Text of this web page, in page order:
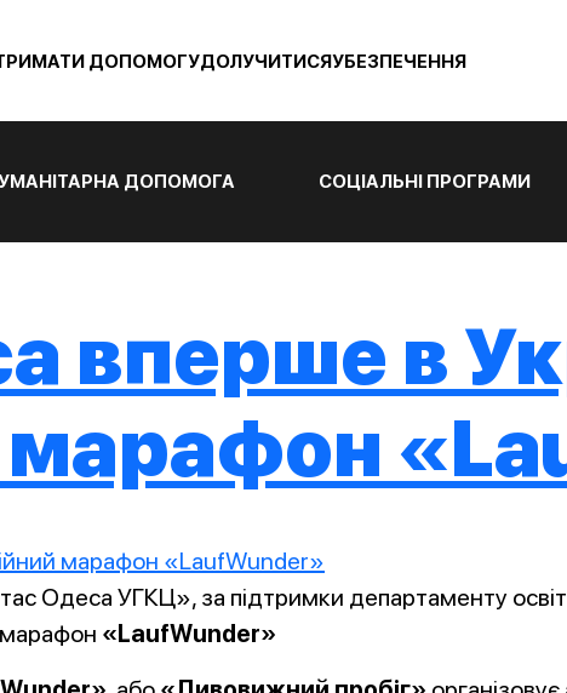
ДОПОМОГУДОЛУЧИТИСЯУБЕЗПЕЧЕННЯ
ДОПОМОГА СОЦІАЛЬНІ ПРОГРАМИ
вперше в
марафон
Одеса УГКЦ», за підтримки департаменту
марафон «LaufWunder»